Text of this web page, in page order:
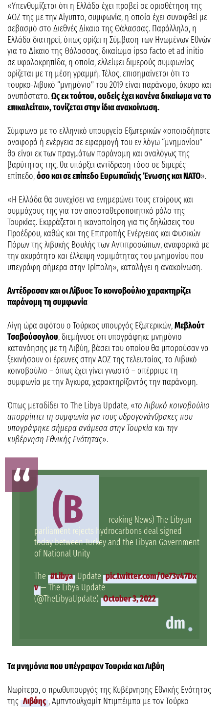
«Υπενθυμίζεται ότι η Ελλάδα έχει προβεί σε οριοθέτηση της
ΑΟΖ της με την Αίγυπτο, συμφωνία, η οποία έχει συναφθεί με
σεβασμό στο Διεθνές Δίκαιο της Θάλασσας. Παράλληλα, η
Ελλάδα διατηρεί, όπως ορίζει η Σύμβαση των Ηνωμένων Εθνών
για το Δίκαιο της Θάλασσας, δικαίωμα ipso facto et ad initio
σε υφαλοκρηπίδα, η οποία, ελλείψει διμερούς συμφωνίας
ορίζεται με τη μέση γραμμή. Τέλος, επισημαίνεται ότι το
τουρκο-λιβυκό “μνημόνιο” του 2019 είναι παράνομο, άκυρο και
ανυπόστατο.Ως εκ τούτου, ουδείς έχει κανένα δικαίωμα να το
επικαλείται», τονίζεται στην ίδια ανακοίνωση.
Σύμφωνα με το ελληνικό υπουργείο Εξωτερικών «οποιαδήποτε
αναφορά ή ενέργεια σε εφαρμογή του εν λόγω “μνημονίου”
θα είναι εκ των πραγμάτων παράνομη και αναλόγως της
βαρύτητας της, θα υπάρξει αντίδραση τόσο σε διμερές
επίπεδο,όσο και σε επίπεδο Ευρωπαϊκής Ένωσης και ΝΑΤΟ».
«Η Ελλάδα θα συνεχίσει να ενημερώνει τους εταίρους και
συμμάχους της για τον αποσταθεροποιητικό ρόλο της
Τουρκίας. Εκφράζεται η ικανοποίηση για τις δηλώσεις του
Προέδρου, καθώς και της Επιτροπής Ενέργειας και Φυσικών
Πόρων της λιβυκής Βουλής των Αντιπροσώπων, αναφορικά με
την ακυρότητα και έλλειψη νομιμότητας του μνημονίου που
υπεγράφη σήμερα στην Τρίπολη», καταλήγει η ανακοίνωση.
Αντέδρασαν και οι Λίβυοι: Το κοινοβούλιο χαρακτηρίζει
παράνομη τη συμφωνία
Λίγη ώρα αφότου ο Τούρκος υπουργός Εξωτερικών,Μεβλούτ
Τσαβούσογλου, διεμήνυσε ότι υπογράφηκε μνημόνιο
κατανόησης με τη Λιβύη, βάσει του οποίου θα μπορούσαν να
ξεκινήσουν οι έρευνες στην ΑΟΖ της τελευταίας, το Λιβυκό
κοινοβούλιο – όπως έχει γίνει γνωστό – απέρριψε τη
συμφωνία με την Άγκυρα, χαρακτηρίζοντάς την παράνομη.
Όπως μεταδίδει το The Libya Update, «το Λιβυκό κοινοβούλιο
απορρίπτει τη συμφωνία για τους υδρογονάνθρακες που
υπογράφηκε σήμερα ανάμεσα στην Τουρκία και την
κυβέρνηση Εθνικής Ενότητας».
(B
reaking News) The Libyan
parliament rejects hydrocarbons deal signed
today between Turkey and the Libyan Government
of National Unity
The #Libya Update pic.twitter.com/0e73v47Dx
v — The Libya Update
(@TheLibyaUpdate) October 3, 2022
Τα μνημόνια που υπέγραψαν Τουρκία και Λιβύη
Νωρίτερα, ο πρωθυπουργός της Κυβέρνησης Εθνικής Ενότητας
της Λιβύης , Αμπντουλχαμίτ Ντιμπέιμπα με τον Τούρκο